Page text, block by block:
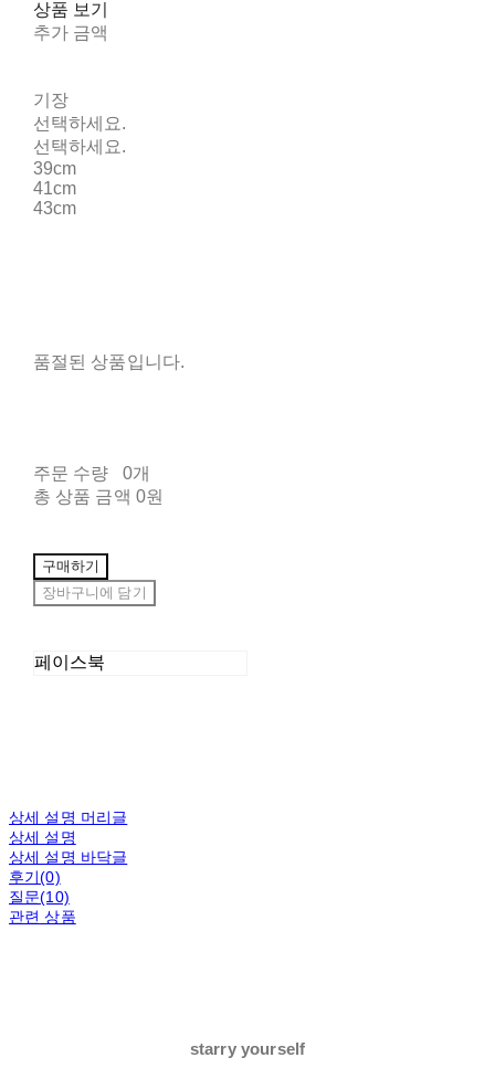
상품 보기
추가 금액
기장
선택하세요.
선택하세요.
39cm
41cm
43cm
품절된 상품입니다.
주문 수량
0개
총 상품 금액 0원
구매하기
장바구니에 담기
페이스북
상세 설명 머리글
상세 설명
상세 설명 바닥글
후기(0)
질문(10)
관련 상품
starry yourself